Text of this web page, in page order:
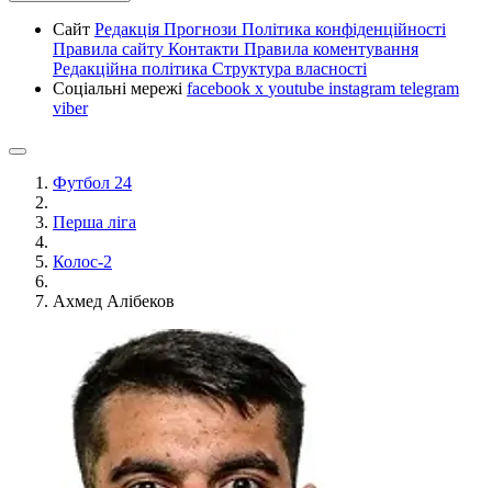
Сайт Редакція Прогнози Політика конфіденційності
Правила сайту Контакти Правила коментування
Редакційна політика Структура власності
Соціальні мережі facebook x youtube instagram telegram
viber
Футбол 24
Перша ліга
Колос-2
Ахмед Алібеков